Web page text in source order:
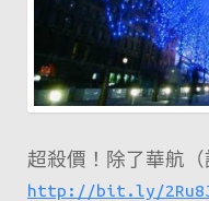
超殺價！除了華航（
http://bit.ly/